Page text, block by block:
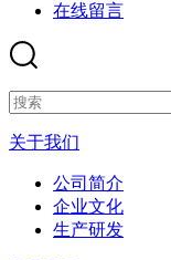
在线留言
关于我们
公司简介
企业文化
生产研发